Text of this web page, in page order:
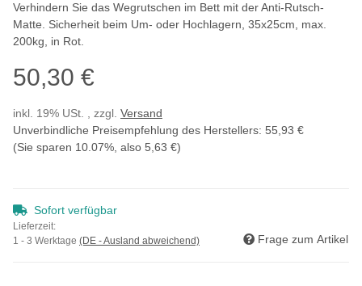
Verhindern Sie das Wegrutschen im Bett mit der Anti-Rutsch-
Matte. Sicherheit beim Um- oder Hochlagern, 35x25cm, max.
200kg, in Rot.
50,30 €
inkl. 19% USt. , zzgl. Versand
Unverbindliche Preisempfehlung des Herstellers: 55,93 €
(Sie sparen 10.07% , also 5,63 €)
Sofort verfügbar
Lieferzeit:
1 - 3 Werktage (DE - Ausland abweichend) Frage zum Artikel